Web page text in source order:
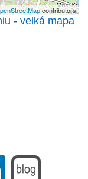
contributors
- velká mapa